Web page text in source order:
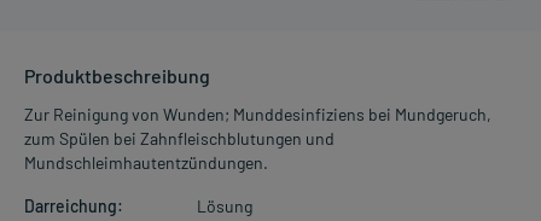
Produktbeschreibung
Zur Reinigung von Wunden; Munddesinfiziens bei Mundgeruch,
zum Spülen bei Zahnfleischblutungen und
Mundschleimhautentzündungen.
Darreichung:
Lösung